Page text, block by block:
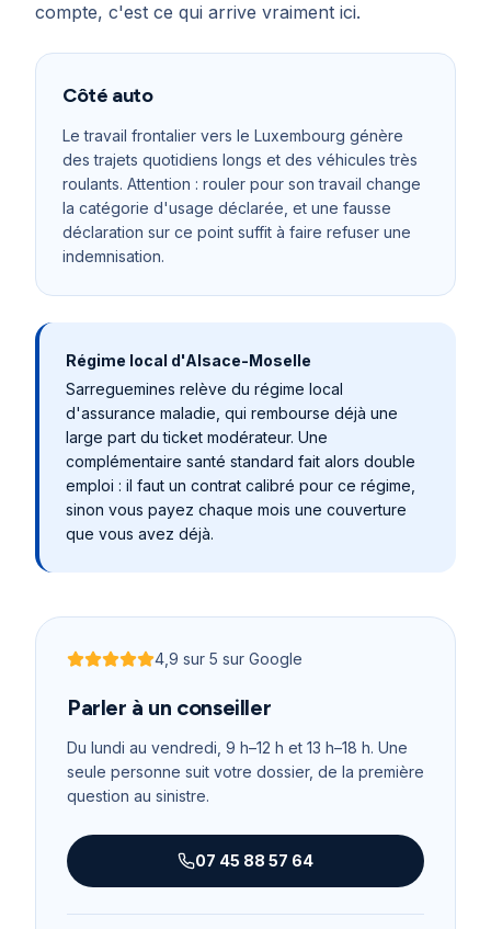
compte, c'est ce qui arrive vraiment ici.
Côté auto
Le travail frontalier vers le Luxembourg génère
des trajets quotidiens longs et des véhicules très
roulants. Attention : rouler pour son travail change
la catégorie d'usage déclarée, et une fausse
déclaration sur ce point suffit à faire refuser une
indemnisation.
Régime local d'Alsace-Moselle
Sarreguemines relève du régime local
d'assurance maladie, qui rembourse déjà une
large part du ticket modérateur. Une
complémentaire santé standard fait alors double
emploi : il faut un contrat calibré pour ce régime,
sinon vous payez chaque mois une couverture
que vous avez déjà.
Noté4,9 sur 5
4,9 sur 5 sur Google
Parler à un conseiller
Du lundi au vendredi, 9 h–12 h et 13 h–18 h. Une
seule personne suit votre dossier, de la première
question au sinistre.
07 45 88 57 64